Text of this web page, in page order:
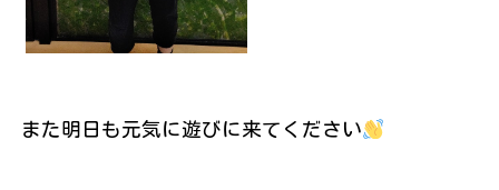
また明日も元気に遊びに来てください